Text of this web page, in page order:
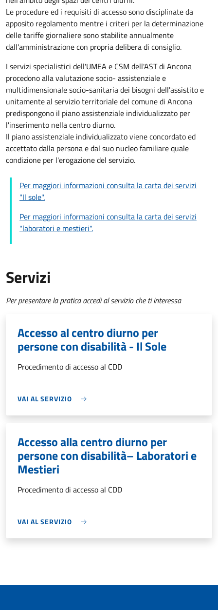
Le procedure ed i requisiti di accesso sono disciplinate da
apposito regolamento mentre i criteri per la determinazione
delle tariffe giornaliere sono stabilite annualmente
dall'amministrazione con propria delibera di consiglio.
I servizi specialistici dell'UMEA e CSM dell'AST di Ancona
procedono alla valutazione socio- assistenziale e
multidimensionale socio-sanitaria dei bisogni dell'assistito e
unitamente al servizio territoriale del comune di Ancona
predispongono il piano assistenziale individualizzato per
l'inserimento nella centro diurno.
Il piano assistenziale individualizzato viene concordato ed
accettato dalla persona e dal suo nucleo familiare quale
condizione per l'erogazione del servizio.
Per maggiori informazioni consulta la carta dei servizi
"Il sole".
Per maggiori informazioni consulta la carta dei servizi
"laboratori e mestieri".
Servizi
Per presentare la pratica accedi al servizio che ti interessa
Accesso al centro diurno per
persone con disabilità - Il Sole
Procedimento di accesso al CDD
VAI AL SERVIZIO
Accesso alla centro diurno per
persone con disabilità– Laboratori e
Mestieri
Procedimento di accesso al CDD
VAI AL SERVIZIO